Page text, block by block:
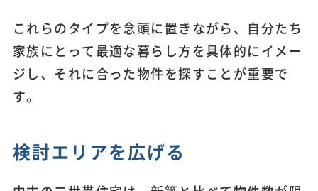
これらのタイプを念頭に置きながら、自分たち
家族にとって最適な暮らし方を具体的にイメー
ジし、それに合った物件を探すことが重要で
す。
検討エリアを広げる